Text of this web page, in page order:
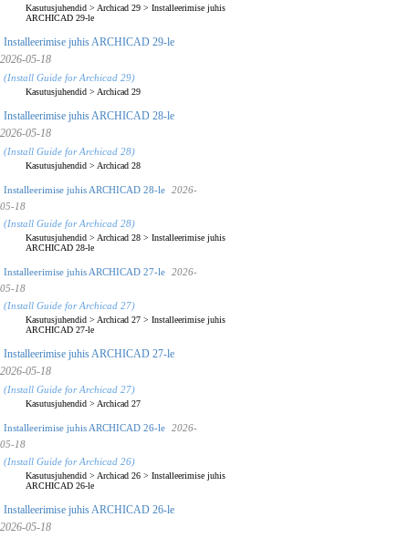
Kasutusjuhendid > Archicad 29 > Installeerimise juhis
ARCHICAD 29-le
Installeerimise juhis ARCHICAD 29-le
2026-05-18
(Install Guide for Archicad 29)
Kasutusjuhendid > Archicad 29
Installeerimise juhis ARCHICAD 28-le
2026-05-18
(Install Guide for Archicad 28)
Kasutusjuhendid > Archicad 28
Installeerimise juhis ARCHICAD 28-le
2026-
05-18
(Install Guide for Archicad 28)
Kasutusjuhendid > Archicad 28 > Installeerimise juhis
ARCHICAD 28-le
Installeerimise juhis ARCHICAD 27-le
2026-
05-18
(Install Guide for Archicad 27)
Kasutusjuhendid > Archicad 27 > Installeerimise juhis
ARCHICAD 27-le
Installeerimise juhis ARCHICAD 27-le
2026-05-18
(Install Guide for Archicad 27)
Kasutusjuhendid > Archicad 27
Installeerimise juhis ARCHICAD 26-le
2026-
05-18
(Install Guide for Archicad 26)
Kasutusjuhendid > Archicad 26 > Installeerimise juhis
ARCHICAD 26-le
Installeerimise juhis ARCHICAD 26-le
2026-05-18